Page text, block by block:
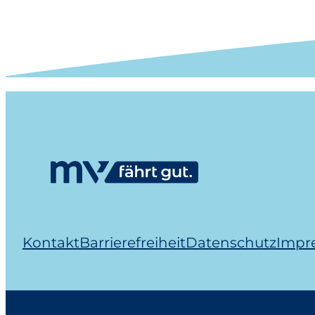
KontaktBarrierefreiheitDatenschutz